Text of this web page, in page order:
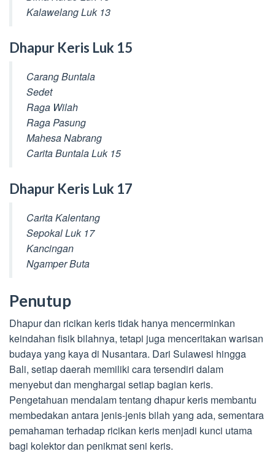
Kalawelang Luk 13
Dhapur Keris Luk 15
Carang Buntala
Sedet
Raga Wilah
Raga Pasung
Mahesa Nabrang
Carita Buntala Luk 15
Dhapur Keris Luk 17
Carita Kalentang
Sepokal Luk 17
Kancingan
Ngamper Buta
Penutup
Dhapur dan ricikan keris tidak hanya mencerminkan
keindahan fisik bilahnya, tetapi juga menceritakan warisan
budaya yang kaya di Nusantara. Dari Sulawesi hingga
Bali, setiap daerah memiliki cara tersendiri dalam
menyebut dan menghargai setiap bagian keris.
Pengetahuan mendalam tentang dhapur keris membantu
membedakan antara jenis-jenis bilah yang ada, sementara
pemahaman terhadap ricikan keris menjadi kunci utama
bagi kolektor dan penikmat seni keris.